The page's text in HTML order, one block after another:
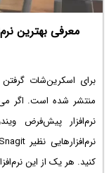
معرفی بهترین
برای اسکرین‌شات
کنید. هر یک از این